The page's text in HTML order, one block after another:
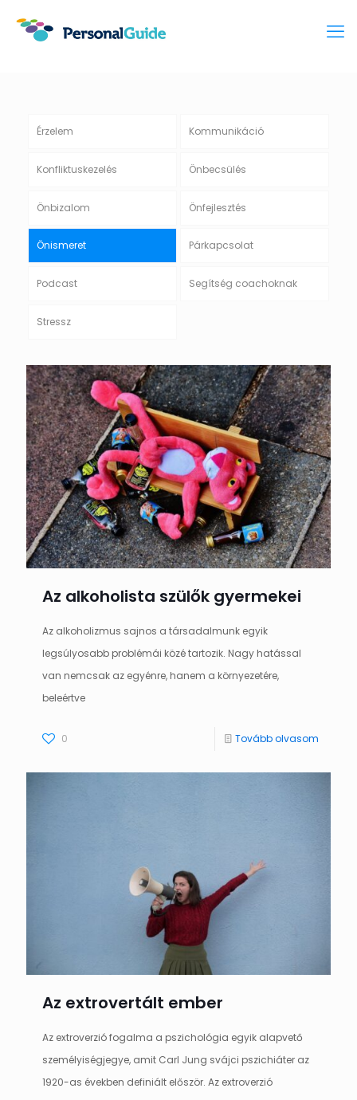
Érzelem Kommunikáció
Konfliktuskezelés Önbecsülés
Önbizalom Önfejlesztés
Önismeret Párkapcsolat
Podcast Segítség coachoknak
Stressz
Az alkoholista szülők gyermekei
Az alkoholizmus sajnos a társadalmunk egyik
legsúlyosabb problémái közé tartozik. Nagy hatással
van nemcsak az egyénre, hanem a környezetére,
beleértve
0 Tovább olvasom
Az extrovertált ember
Az extroverzió fogalma a pszichológia egyik alapvető
személyiségjegye, amit Carl Jung svájci pszichiáter az
1920-as években definiált először. Az extroverzió